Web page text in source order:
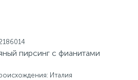
пирсинг с фианитами
Италия